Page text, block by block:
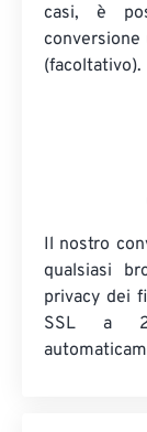
casi, è
conversione
(facoltativo).
Il nostro
qualsiasi
privacy dei
SSL a